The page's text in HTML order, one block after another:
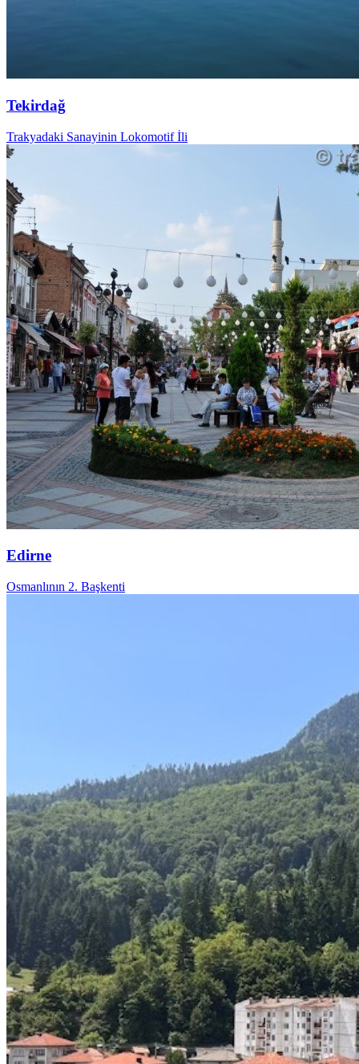
Tekirdağ
Trakyadaki Sanayinin Lokomotif İli
Edirne
Osmanlının 2. Başkenti